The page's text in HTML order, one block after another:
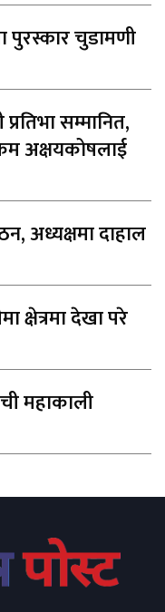
पुरस्कार चुडामणी
सम्मानित,
अक्षयकोषलाई
अध्यक्षमा दाहाल
क्षेत्रमा देखा परे
महाकाली